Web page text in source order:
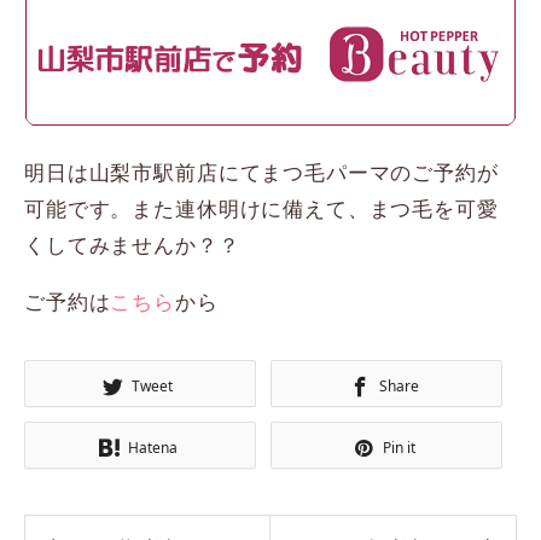
明日は山梨市駅前店にてまつ毛パーマのご予約が
可能です。また連休明けに備えて、まつ毛を可愛
くしてみませんか？？
ご予約はこちらから
Tweet Share
Hatena Pin it